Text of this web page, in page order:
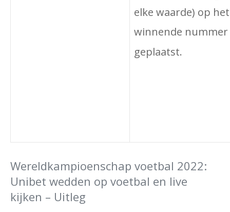
elke waarde) op het
winnende
geplaatst.
Wereldkampioenschap voetbal 2022:
Unibet wedden op voetbal en live
kijken – Uitleg